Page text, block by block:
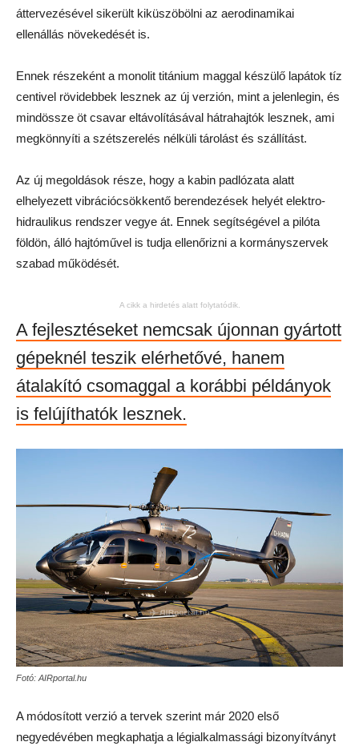
áttervezésével sikerült kiküszöbölni az aerodinamikai
ellenállás növekedését is.
Ennek részeként a monolit titánium maggal készülő lapátok tíz
centivel rövidebbek lesznek az új verzión, mint a jelenlegin, és
mindössze öt csavar eltávolításával hátrahajtók lesznek, ami
megkönnyíti a szétszerelés nélküli tárolást és szállítást.
Az új megoldások része, hogy a kabin padlózata alatt
elhelyezett vibrációcsökkentő berendezések helyét elektro-
hidraulikus rendszer vegye át. Ennek segítségével a pilóta
földön, álló hajtóművel is tudja ellenőrizni a kormányszervek
szabad működését.
A cikk a hirdetés alatt folytatódik.
A fejlesztéseket nemcsak újonnan gyártott
gépeknél teszik elérhetővé, hanem
átalakító csomaggal a korábbi példányok
is felújíthatók lesznek.
Fotó: AIRportal.hu
A módosított verzió a tervek szerint már 2020 első
negyedévében megkaphatja a légialkalmassági bizonyítványt